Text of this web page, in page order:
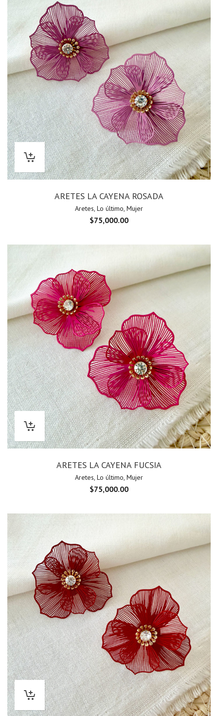
ARETES LA CAYENA ROSADA
Aretes, Lo último, Mujer
$75,000.00
ARETES LA CAYENA FUCSIA
Aretes, Lo último, Mujer
$75,000.00